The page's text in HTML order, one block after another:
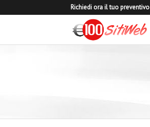
Richiedi ora il tuo preventivo